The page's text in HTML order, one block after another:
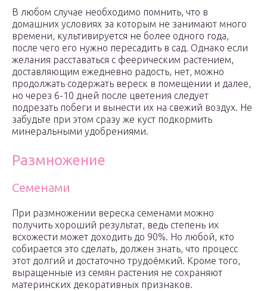
В любом случае необходимо помнить, что в
домашних условиях за которым не занимают много
времени, культивируется не более одного года,
после чего его нужно пересадить в сад. Однако если
желания расставаться с феерическим растением,
доставляющим ежедневно радость, нет, можно
продолжать содержать вереск в помещении и далее,
но через 6-10 дней после цветения следует
подрезать побеги и вынести их на свежий воздух. Не
забудьте при этом сразу же куст подкормить
минеральными удобрениями.
Размножение
Семенами
При размножении вереска семенами можно
получить хороший результат, ведь степень их
всхожести может доходить до 90%. Но любой, кто
собирается это сделать, должен знать, что процесс
этот долгий и достаточно трудоёмкий. Кроме того,
выращенные из семян растения не сохраняют
материнских декоративных признаков.